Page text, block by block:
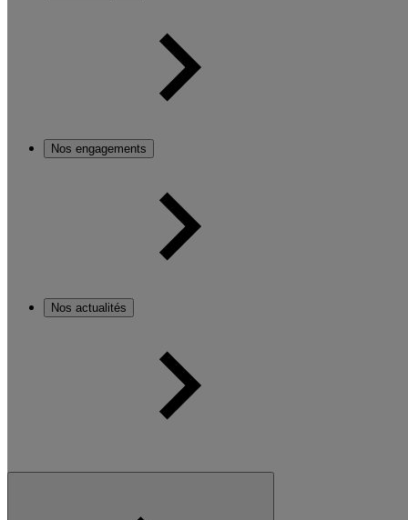
Nos engagements
Nos actualités